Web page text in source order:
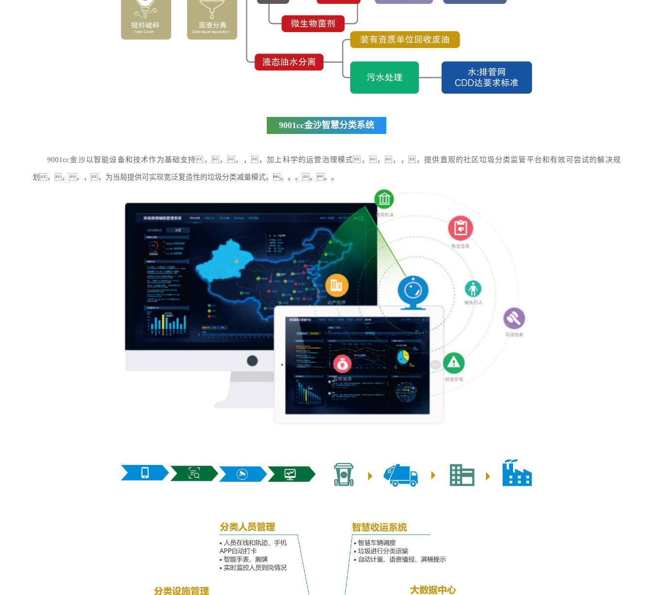
9001cc金沙智慧分类系统
9001cc金沙以智能设备和技术作为基础支持，，，，，加上科学的运营治理模式，，，，，提供直观的社区垃圾分类监管平台和有效可尝试的解决规
划，，，，，为当局提供可实现宽泛复造性的垃圾分类减量模式。。。。。 。。